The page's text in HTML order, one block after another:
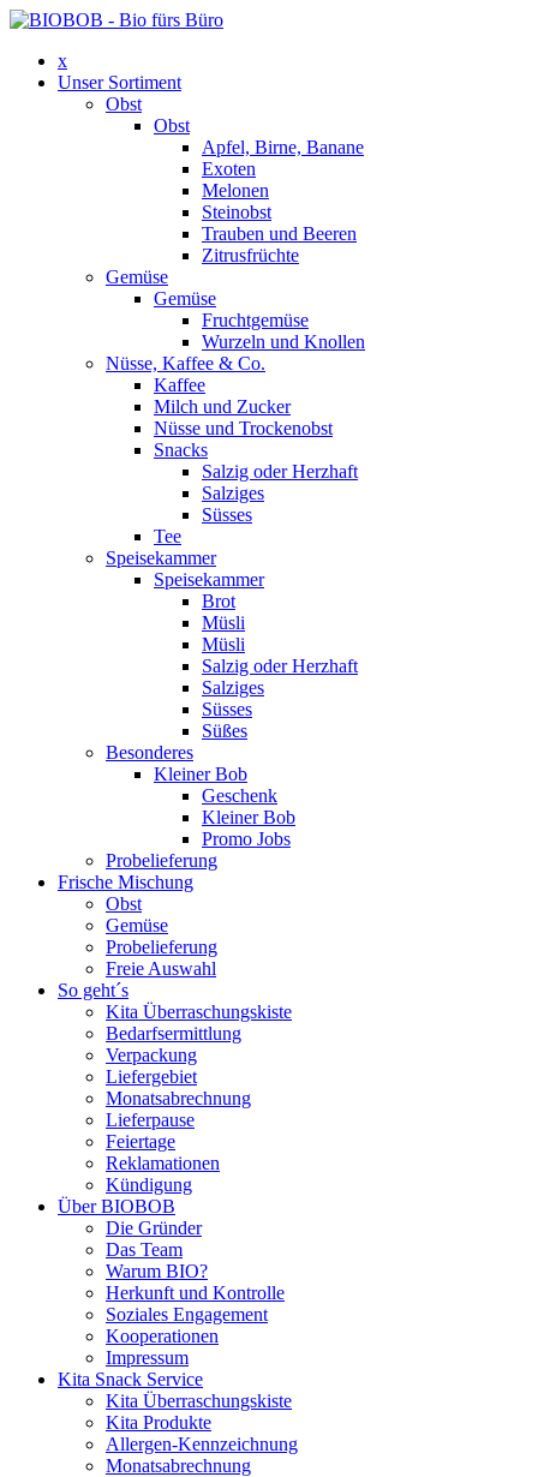
x
Unser Sortiment
Obst
Obst
Apfel, Birne, Banane
Exoten
Melonen
Steinobst
Trauben und Beeren
Zitrusfrüchte
Gemüse
Gemüse
Fruchtgemüse
Wurzeln und Knollen
Nüsse, Kaffee & Co.
Kaffee
Milch und Zucker
Nüsse und Trockenobst
Snacks
Salzig oder Herzhaft
Salziges
Süsses
Tee
Speisekammer
Speisekammer
Brot
Müsli
Müsli
Salzig oder Herzhaft
Salziges
Süsses
Süßes
Besonderes
Kleiner Bob
Geschenk
Kleiner Bob
Promo Jobs
Probelieferung
Frische Mischung
Obst
Gemüse
Probelieferung
Freie Auswahl
So geht´s
Kita Überraschungskiste
Bedarfsermittlung
Verpackung
Liefergebiet
Monatsabrechnung
Lieferpause
Feiertage
Reklamationen
Kündigung
Über BIOBOB
Die Gründer
Das Team
Warum BIO?
Herkunft und Kontrolle
Soziales Engagement
Kooperationen
Impressum
Kita Snack Service
Kita Überraschungskiste
Kita Produkte
Allergen-Kennzeichnung
Monatsabrechnung